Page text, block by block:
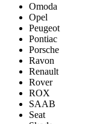
Omoda
Opel
Peugeot
Pontiac
Porsсhe
Ravon
Renault
Rover
ROX
SAAB
Seat